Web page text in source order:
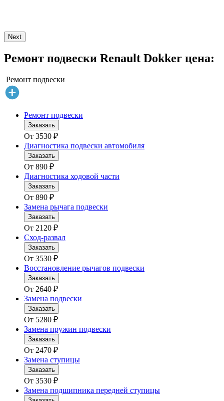
Next
Ремонт подвески Renault Dokker цена:
Ремонт подвески
Ремонт подвески
Заказать
От 3530 ₽
Диагностика подвески автомобиля
Заказать
От 890 ₽
Диагностика ходовой части
Заказать
От 890 ₽
Замена рычага подвески
Заказать
От 2120 ₽
Сход-развал
Заказать
От 3530 ₽
Восстановление рычагов подвески
Заказать
От 2640 ₽
Замена подвески
Заказать
От 5280 ₽
Замена пружин подвески
Заказать
От 2470 ₽
Замена ступицы
Заказать
От 3530 ₽
Замена подшипника передней ступицы